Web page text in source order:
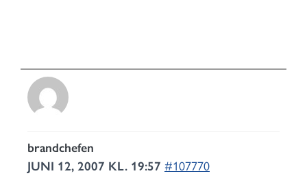
brandchefen
JUNI 12, 2007 KL. 19:57 #107770